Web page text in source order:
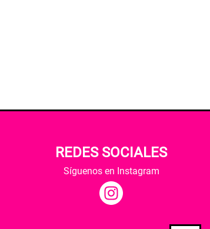
REDES SOCIALES
Síguenos en Instagram